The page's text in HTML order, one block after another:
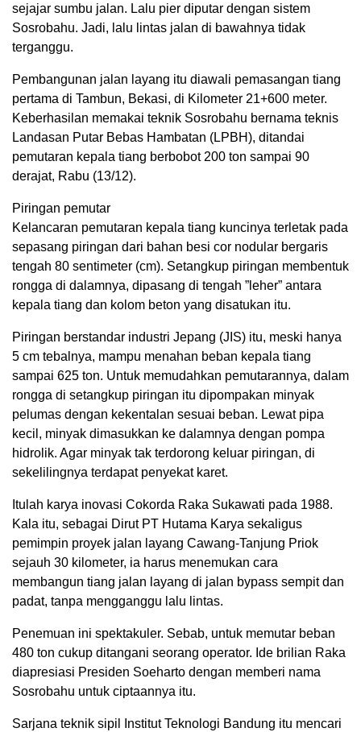
sejajar sumbu jalan. Lalu pier diputar dengan sistem
Sosrobahu. Jadi, lalu lintas jalan di bawahnya tidak
terganggu.
Pembangunan jalan layang itu diawali pemasangan tiang
pertama di Tambun, Bekasi, di Kilometer 21+600 meter.
Keberhasilan memakai teknik Sosrobahu bernama teknis
Landasan Putar Bebas Hambatan (LPBH), ditandai
pemutaran kepala tiang berbobot 200 ton sampai 90
derajat, Rabu (13/12).
Piringan pemutar
Kelancaran pemutaran kepala tiang kuncinya terletak pada
sepasang piringan dari bahan besi cor nodular bergaris
tengah 80 sentimeter (cm). Setangkup piringan membentuk
rongga di dalamnya, dipasang di tengah ”leher” antara
kepala tiang dan kolom beton yang disatukan itu.
Piringan berstandar industri Jepang (JIS) itu, meski hanya
5 cm tebalnya, mampu menahan beban kepala tiang
sampai 625 ton. Untuk memudahkan pemutarannya, dalam
rongga di setangkup piringan itu dipompakan minyak
pelumas dengan kekentalan sesuai beban. Lewat pipa
kecil, minyak dimasukkan ke dalamnya dengan pompa
hidrolik. Agar minyak tak terdorong keluar piringan, di
sekelilingnya terdapat penyekat karet.
Itulah karya inovasi Cokorda Raka Sukawati pada 1988.
Kala itu, sebagai Dirut PT Hutama Karya sekaligus
pemimpin proyek jalan layang Cawang-Tanjung Priok
sejauh 30 kilometer, ia harus menemukan cara
membangun tiang jalan layang di jalan bypass sempit dan
padat, tanpa mengganggu lalu lintas.
Penemuan ini spektakuler. Sebab, untuk memutar beban
480 ton cukup ditangani seorang operator. Ide brilian Raka
diapresiasi Presiden Soeharto dengan memberi nama
Sosrobahu untuk ciptaannya itu.
Sarjana teknik sipil Institut Teknologi Bandung itu mencari